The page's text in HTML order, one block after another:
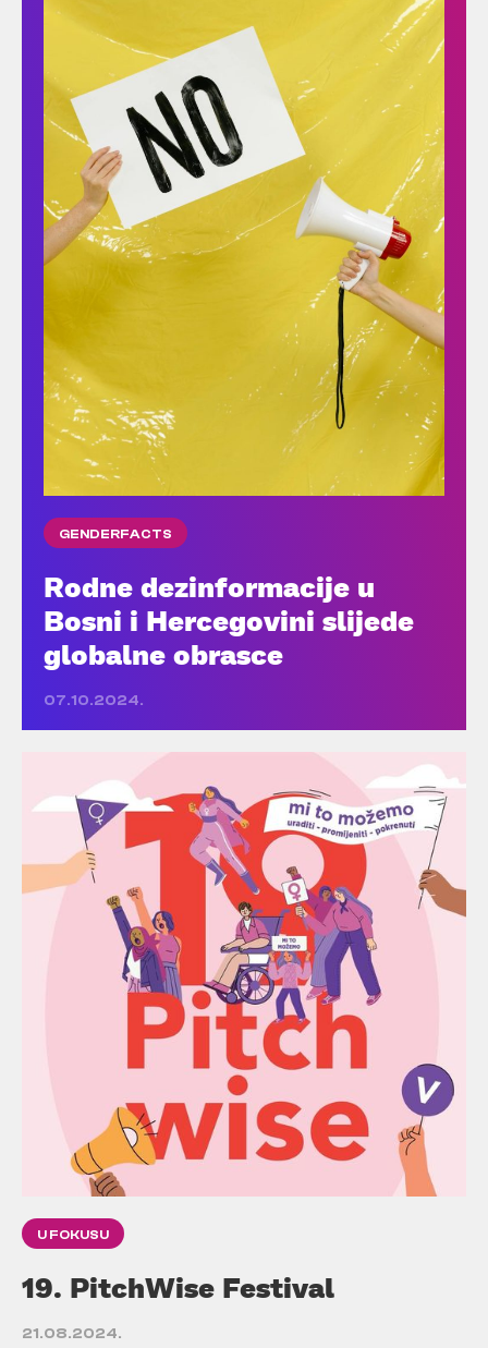
GENDERFACTS
Rodne dezinformacije u
Bosni i Hercegovini slijede
globalne obrasce
07.10.2024.
U FOKUSU
19. PitchWise Festival
21.08.2024.